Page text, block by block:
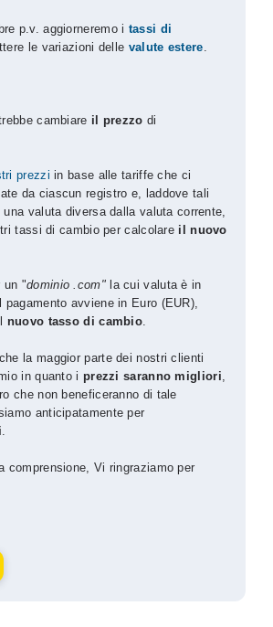
p.v. aggiorneremo i tassi di
le variazioni delle valute estere.
cambiare il prezzo di
prezzi in base alle tariffe che ci
da ciascun registro e, laddove tali
valuta diversa dalla valuta corrente,
tassi di cambio per calcolare il nuovo
un "dominio .com" la cui valuta è in
pagamento avviene in Euro (EUR),
nuovo tasso di cambio.
la maggior parte dei nostri clienti
in quanto i prezzi saranno migliori,
che non beneficeranno di tale
anticipatamente per
.
comprensione, Vi ringraziamo per